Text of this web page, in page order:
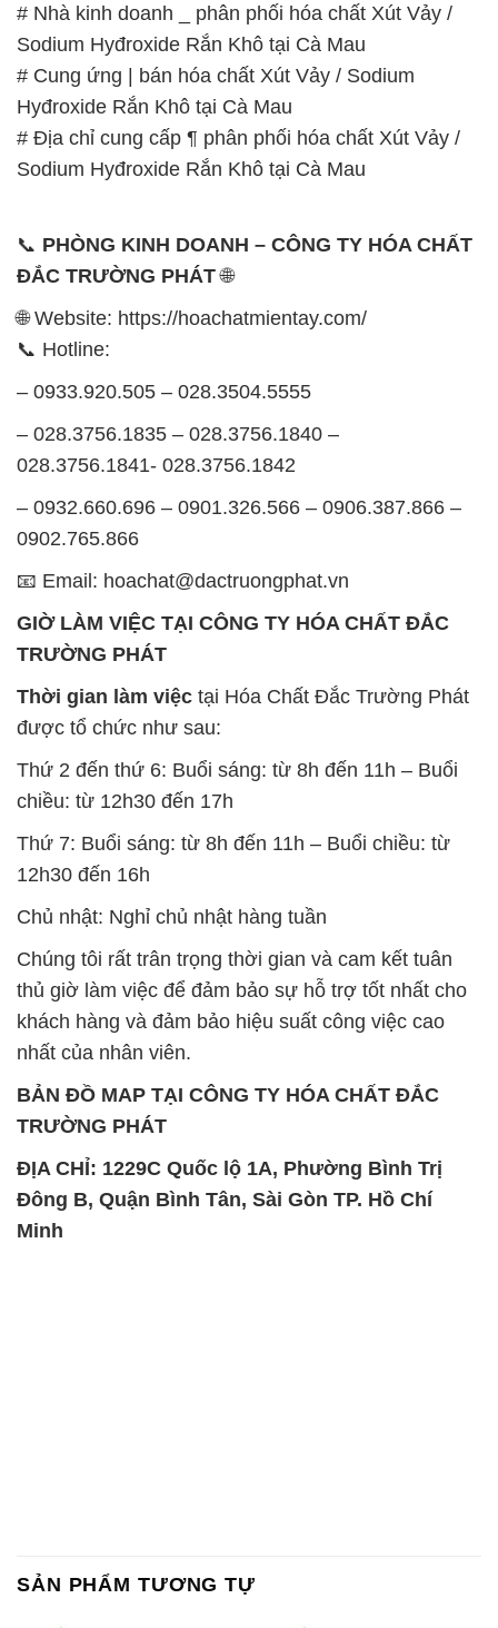
# Nhà kinh doanh _ phân phối hóa chất Xút Vảy /
Sodium Hyđroxide Rắn Khô tại Cà Mau
# Cung ứng | bán hóa chất Xút Vảy / Sodium
Hyđroxide Rắn Khô tại Cà Mau
# Địa chỉ cung cấp ¶ phân phối hóa chất Xút Vảy /
Sodium Hyđroxide Rắn Khô tại Cà Mau
📞 PHÒNG KINH DOANH – CÔNG TY HÓA CHẤT
ĐẮC TRƯỜNG PHÁT🌐
🌐 Website: https://hoachatmientay.com/
📞 Hotline:
– 0933.920.505 – 028.3504.5555
– 028.3756.1835 – 028.3756.1840 –
028.3756.1841- 028.3756.1842
– 0932.660.696 – 0901.326.566 – 0906.387.866 –
0902.765.866
📧 Email: hoachat@dactruongphat.vn
GIỜ LÀM VIỆC TẠI CÔNG TY HÓA CHẤT ĐẮC
TRƯỜNG PHÁT
Thời gian làm việc tại Hóa Chất Đắc Trường Phát
được tổ chức như sau:
Thứ 2 đến thứ 6: Buổi sáng: từ 8h đến 11h – Buổi
chiều: từ 12h30 đến 17h
Thứ 7: Buổi sáng: từ 8h đến 11h – Buổi chiều: từ
12h30 đến 16h
Chủ nhật: Nghỉ chủ nhật hàng tuần
Chúng tôi rất trân trọng thời gian và cam kết tuân
thủ giờ làm việc để đảm bảo sự hỗ trợ tốt nhất cho
khách hàng và đảm bảo hiệu suất công việc cao
nhất của nhân viên.
BẢN ĐỒ MAP TẠI CÔNG TY HÓA CHẤT ĐẮC
TRƯỜNG PHÁT
ĐỊA CHỈ: 1229C Quốc lộ 1A, Phường Bình Trị
Đông B, Quận Bình Tân, Sài Gòn TP. Hồ Chí
Minh
SẢN PHẨM TƯƠNG TỰ